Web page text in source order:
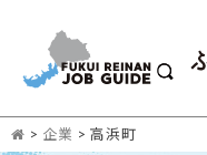
> 企業 > 高浜町